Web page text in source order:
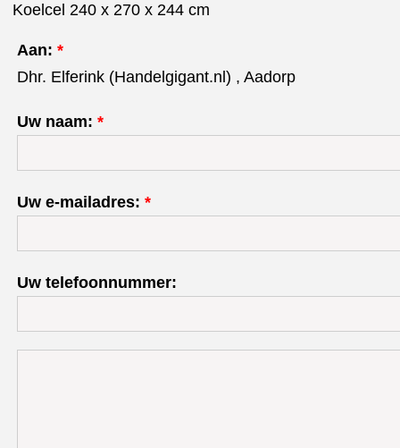
Koelcel 240 x 270 x 244 cm
Aan: *
Dhr. Elferink (Handelgigant.nl) , Aadorp
Uw naam: *
Uw e-mailadres: *
Uw telefoonnummer: